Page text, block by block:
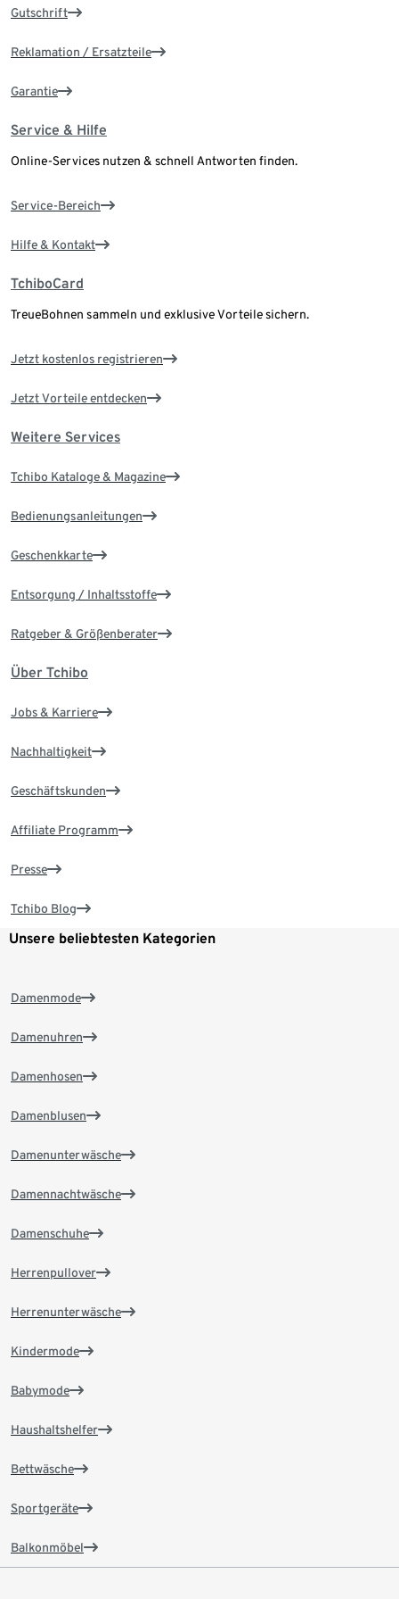
Gutschrift
Reklamation / Ersatzteile
Garantie
Service & Hilfe
Online-Services nutzen & schnell Antworten finden.
Service-Bereich
Hilfe & Kontakt
TchiboCard
TreueBohnen sammeln und exklusive Vorteile sichern.
Jetzt kostenlos registrieren
Jetzt Vorteile entdecken
Weitere Services
Tchibo Kataloge & Magazine
Bedienungsanleitungen
Geschenkkarte
Entsorgung / Inhaltsstoffe
Ratgeber & Größenberater
Über Tchibo
Jobs & Karriere
Nachhaltigkeit
Geschäftskunden
Affiliate Programm
Presse
Tchibo Blog
Unsere beliebtesten Kategorien
Damenmode
Damenuhren
Damenhosen
Damenblusen
Damenunterwäsche
Damennachtwäsche
Damenschuhe
Herrenpullover
Herrenunterwäsche
Kindermode
Babymode
Haushaltshelfer
Bettwäsche
Sportgeräte
Balkonmöbel